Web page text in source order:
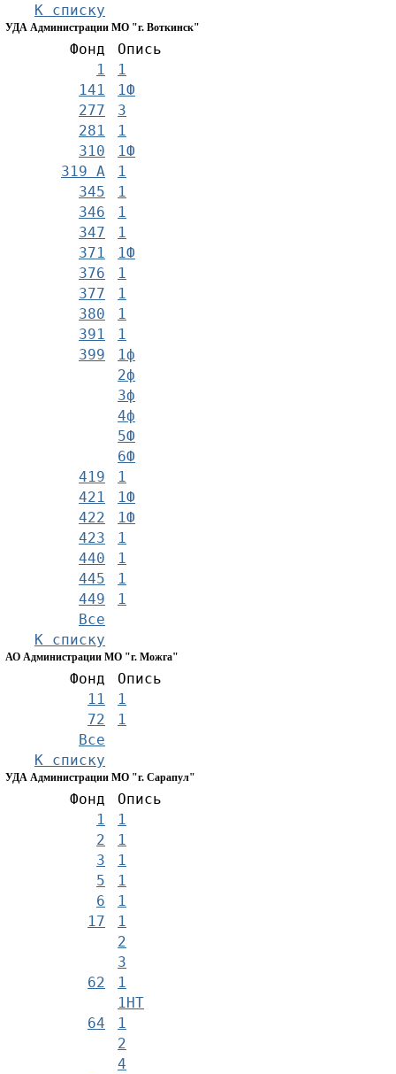
К списку
УДА Администрации МО "г. Воткинск"
Фонд
Опись
1
1
141
1Ф
277
3
281
1
310
1Ф
319 А
1
345
1
346
1
347
1
371
1Ф
376
1
377
1
380
1
391
1
399
1ф
2ф
3ф
4ф
5Ф
6Ф
419
1
421
1Ф
422
1Ф
423
1
440
1
445
1
449
1
Все
К списку
АО Администрации МО "г. Можга"
Фонд
Опись
11
1
72
1
Все
К списку
УДА Администрации МО "г. Сарапул"
Фонд
Опись
1
1
2
1
3
1
5
1
6
1
17
1
2
3
62
1
1НТ
64
1
2
4